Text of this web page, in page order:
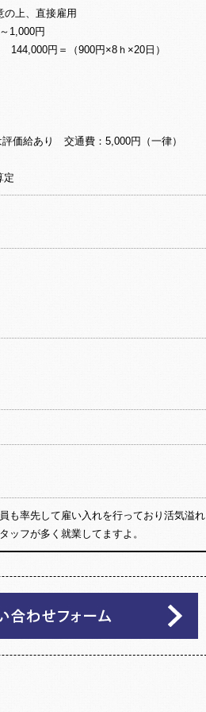
の上、直接雇用
1,000円
円＝（900円×8ｈ×20日）
価給あり 交通費：5,000円（一律）
定
も率先して雇い入れを行っており活気溢れ
ッフが多く就業してますよ。